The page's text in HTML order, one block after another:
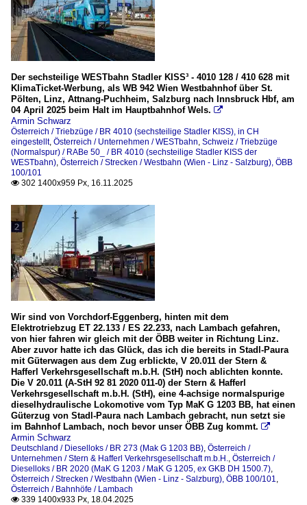
Der sechsteilige WESTbahn Stadler KISS³ - 4010 128 / 410 628 mit
KlimaTicket-Werbung, als WB 942 Wien Westbahnhof über St.
Pölten, Linz, Attnang-Puchheim, Salzburg nach Innsbruck Hbf, am
04 April 2025 beim Halt im Hauptbahnhof Wels. 
Armin Schwarz
Österreich / Triebzüge / BR 4010 (sechsteilige Stadler KISS), in CH
eingestellt, Österreich / Unternehmen / WESTbahn, Schweiz / Triebzüge
(Normalspur) / RABe 50_ / BR 4010 (sechsteilige Stadler KISS der
WESTbahn), Österreich / Strecken / Westbahn (Wien - Linz - Salzburg), ÖBB
100/101
 302 1400x959 Px, 16.11.2025
Wir sind von Vorchdorf-Eggenberg, hinten mit dem
Elektrotriebzug ET 22.133 / ES 22.233, nach Lambach gefahren,
von hier fahren wir gleich mit der ÖBB weiter in Richtung Linz.
Aber zuvor hatte ich das Glück, das ich die bereits in Stadl-Paura
mit Güterwagen aus dem Zug erblickte, V 20.011 der Stern &
Hafferl Verkehrsgesellschaft m.b.H. (StH) noch ablichten konnte.
Die V 20.011 (A-StH 92 81 2020 011-0) der Stern & Hafferl
Verkehrsgesellschaft m.b.H. (StH), eine 4-achsige normalspurige
dieselhydraulische Lokomotive vom Typ MaK G 1203 BB, hat einen
Güterzug von Stadl-Paura nach Lambach gebracht, nun setzt sie
im Bahnhof Lambach, noch bevor unser ÖBB Zug kommt. 
Armin Schwarz
Deutschland / Dieselloks / BR 273 (Mak G 1203 BB), Österreich /
Unternehmen / Stern & Hafferl Verkehrsgesellschaft m.b.H., Österreich /
Dieselloks / BR 2020 (MaK G 1203 / MaK G 1205, ex GKB DH 1500.7),
Österreich / Strecken / Westbahn (Wien - Linz - Salzburg), ÖBB 100/101,
Österreich / Bahnhöfe / Lambach
 339 1400x933 Px, 18.04.2025